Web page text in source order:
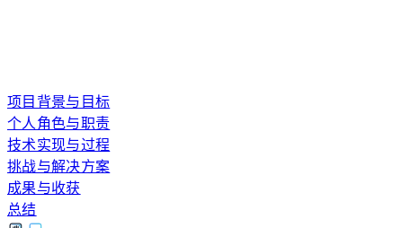
项目背景与目标
个人角色与职责
技术实现与过程
挑战与解决方案
成果与收获
总结